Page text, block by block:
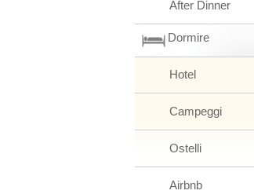
After Dinner
Dormire
Hotel
Campeggi
Ostelli
Airbnb